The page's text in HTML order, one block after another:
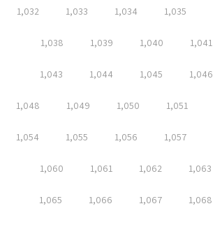
1,032 1,033 1,034 1,035
1,038 1,039 1,040 1,041
1,043 1,044 1,045 1,046
1,048 1,049 1,050 1,051
1,054 1,055 1,056 1,057
1,060 1,061 1,062 1,063
1,065 1,066 1,067 1,068